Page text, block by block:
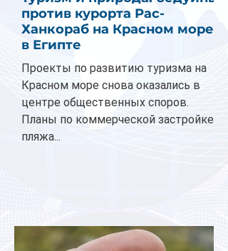
против курорта Рас-
Ханкораб на Красном море
в Египте
Проекты по развитию туризма на
Красном море снова оказались в
центре общественных споров.
Планы по коммерческой застройке
пляжа...